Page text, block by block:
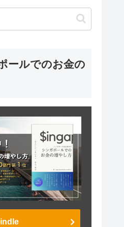
ールでのお金の